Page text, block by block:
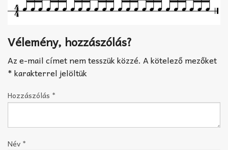
Vélemény, hozzászólás?
Az e-mail címet nem tesszük közzé. A kötelező mezőket
*karakterrel jelöltük
Hozzászólás *
Név *